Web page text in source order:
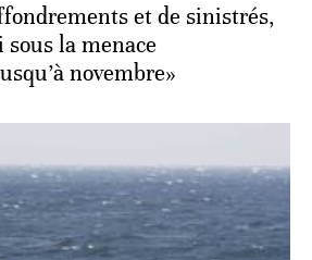
et de sinistrés,
sous la menace
novembre»